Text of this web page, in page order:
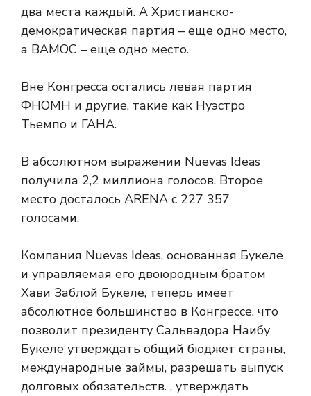
два места каждый. А Христианско-
демократическая партия – еще одно место,
а ВАМОС – еще одно место.
Вне Конгресса остались левая партия
ФНОМН и другие, такие как Нуэстро
Тьемпо и ГАНА.
В абсолютном выражении Nuevas Ideas
получила 2,2 миллиона голосов. Второе
место досталось ARENA с 227 357
голосами.
Компания Nuevas Ideas, основанная Букеле
и управляемая его двоюродным братом
Хави Заблой Букеле, теперь имеет
абсолютное большинство в Конгрессе, что
позволит президенту Сальвадора Наибу
Букеле утверждать общий бюджет страны,
международные займы, разрешать выпуск
долговых обязательств. , утверждать